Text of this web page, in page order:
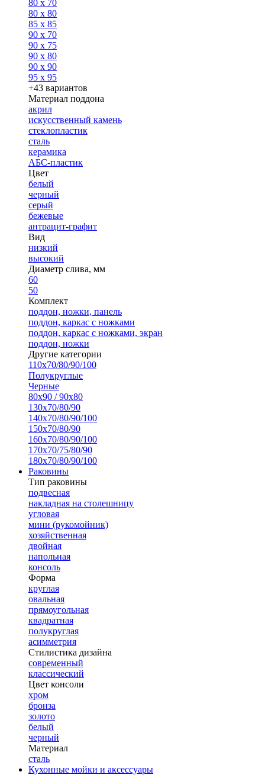
80 x 70
80 x 80
85 x 85
90 x 70
90 x 75
90 x 80
90 x 90
95 x 95
+43 вариантов
Материал поддона
акрил
искусственный камень
стеклопластик
сталь
керамика
АБС-пластик
Цвет
белый
черный
серый
бежевые
антрацит-графит
Вид
низкий
высокий
Диаметр слива, мм
60
50
Комплект
поддон, ножки, панель
поддон, каркас с ножками
поддон, каркас с ножками, экран
поддон, ножки
Другие категории
110х70/80/90/100
Полукруглые
Черные
80х90 / 90х80
130х70/80/90
140х70/80/90/100
150х70/80/90
160х70/80/90/100
170х70/75/80/90
180х70/80/90/100
Раковины
Тип раковины
подвесная
накладная на столешницу
угловая
мини (рукомойник)
хозяйственная
двойная
напольная
консоль
Форма
круглая
овальная
прямоугольная
квадратная
полукруглая
асимметрия
Стилистика дизайна
современный
классический
Цвет консоли
хром
бронза
золото
белый
черный
Материал
сталь
Кухонные мойки и аксессуары